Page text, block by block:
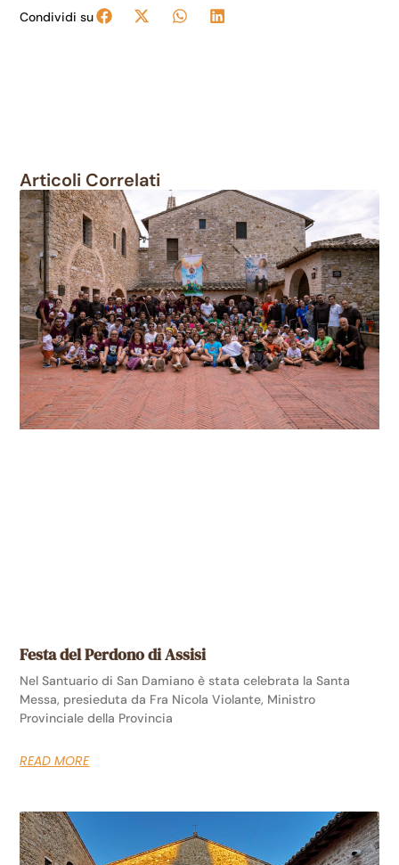
Condividi su
Articoli Correlati
Festa del Perdono di Assisi
Nel Santuario di San Damiano è stata celebrata la Santa
Messa, presieduta da Fra Nicola Violante, Ministro
Provinciale della Provincia
READ MORE